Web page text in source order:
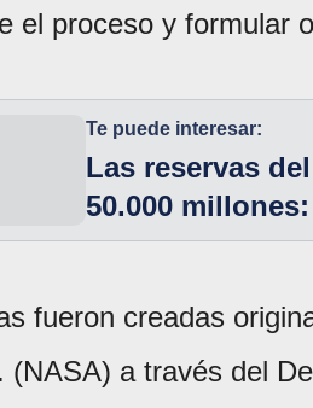
el proceso y formular
Te puede interesar:
Las reservas
50.000
fueron creadas
(NASA) a través del